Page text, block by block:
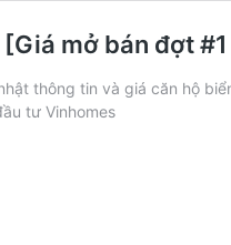
mở bán đợt
thông tin và giá căn hộ
tư Vinhomes